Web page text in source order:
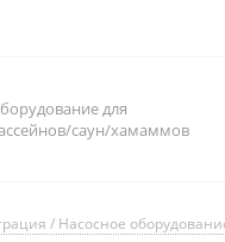
для
саун/хамаммов
/ Насосное